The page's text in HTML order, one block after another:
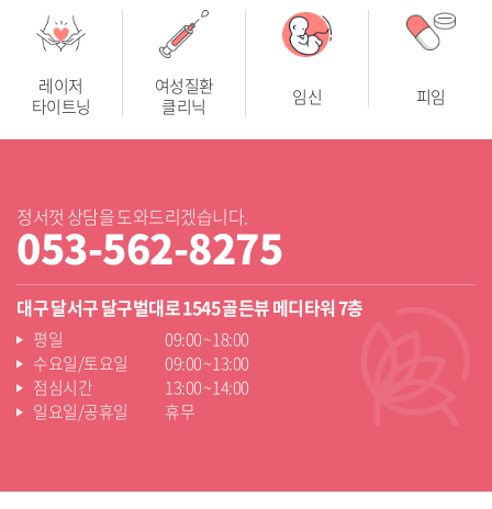
레이저
타이트닝
여성질환
클리닉
임신 피임
정서껏 상담을 도와드리겠습니다.
053-562-8275
대구 달서구 달구벌대로 1545 골든뷰 메디타워 7층
평일
09:00 ~ 18:00
수요일/토요일
09:00 ~ 13:00
점심시간
13:00 ~ 14:00
일요일/공휴일
휴무